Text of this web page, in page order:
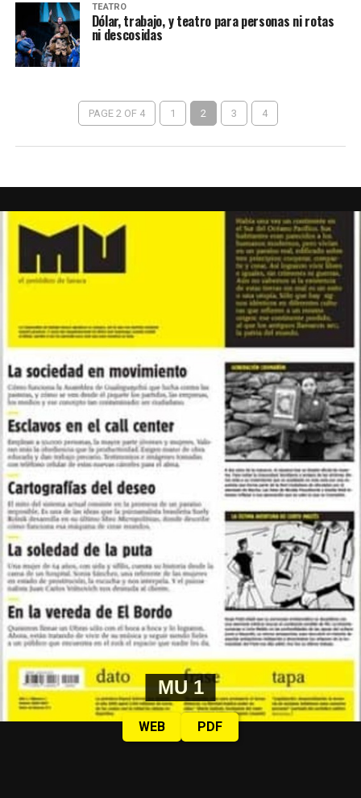
TEATRO
Dólar, trabajo, y teatro para personas ni rotas
ni descosidas
PAGE 2 OF 4 1 2 3 4
MU 1
WEB PDF